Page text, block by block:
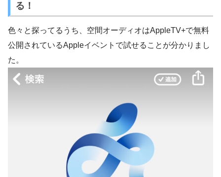
る！
色々と探ってるうち、空間オーディオはAppleTV+で無料
公開されているAppleイベントで試せることが分かりまし
た。